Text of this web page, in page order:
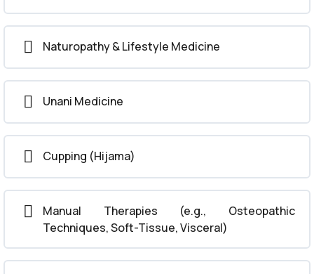
Naturopathy & Lifestyle Medicine
Unani Medicine
Cupping (Hijama)
Manual Therapies (e.g., Osteopathic
Techniques, Soft-Tissue, Visceral)